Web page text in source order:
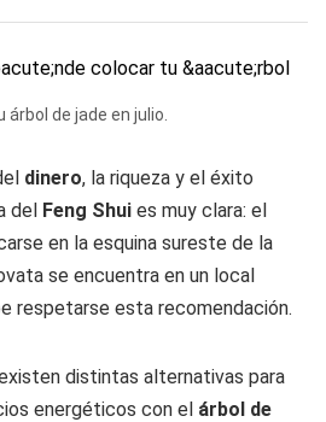
de jade en julio.
dinero, la riqueza y el éxito
del Feng Shui es muy clara: el
en la esquina sureste de la
se encuentra en un local
respetarse esta recomendación.
distintas alternativas para
energéticos con el árbol de